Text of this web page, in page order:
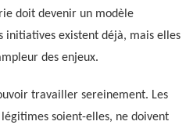
doit devenir un modèle
initiatives existent déjà, mais elles
des enjeux.
travailler sereinement. Les
soient-elles, ne doivent